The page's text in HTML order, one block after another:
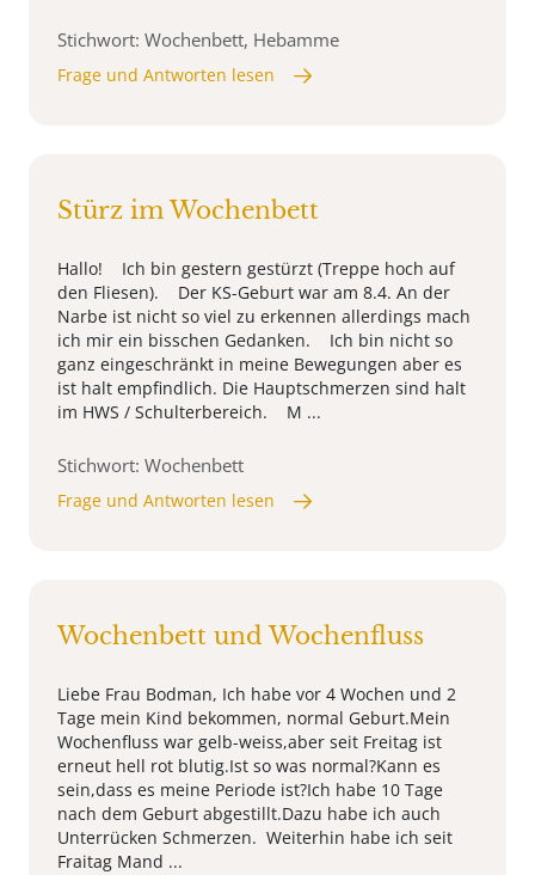
Stichwort: Wochenbett, Hebamme
Frage und Antworten lesen
Stürz im Wochenbett
Hallo! Ich bin gestern gestürzt (Treppe hoch auf
den Fliesen). Der KS-Geburt war am 8.4. An der
Narbe ist nicht so viel zu erkennen allerdings mach
ich mir ein bisschen Gedanken. Ich bin nicht so
ganz eingeschränkt in meine Bewegungen aber es
ist halt empfindlich. Die Hauptschmerzen sind halt
im HWS / Schulterbereich. M ...
Stichwort: Wochenbett
Frage und Antworten lesen
Wochenbett und Wochenfluss
Liebe Frau Bodman, Ich habe vor 4 Wochen und 2
Tage mein Kind bekommen, normal Geburt.Mein
Wochenfluss war gelb-weiss,aber seit Freitag ist
erneut hell rot blutig.Ist so was normal?Kann es
sein,dass es meine Periode ist?Ich habe 10 Tage
nach dem Geburt abgestillt.Dazu habe ich auch
Unterrücken Schmerzen. Weiterhin habe ich seit
Fraitag Mand ...